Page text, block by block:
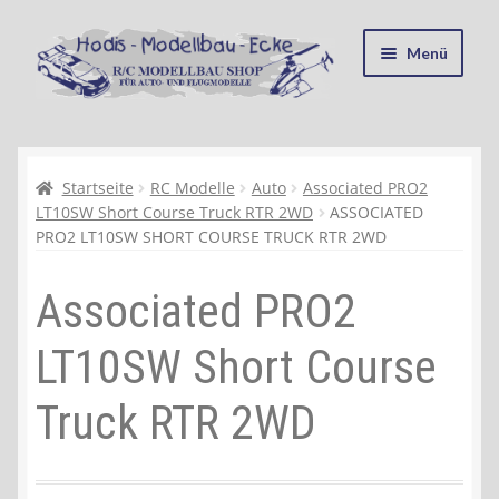
Zur
Navigation
springen
Zum
Inhalt
springen
Menü
Kasse
Mein Konto
Recycling, Entsorgung und Umwelt
Shop
Warenkorb
Ablauf einer Bestellung
Startseite RC Modelle Auto
Associated PRO2
LT10SW Short Course Truck RTR 2WD
ASSOCIATED
PRO2 LT10SW SHORT COURSE TRUCK RTR 2WD
Associated PRO2
LT10SW Short Course
Truck RTR 2WD